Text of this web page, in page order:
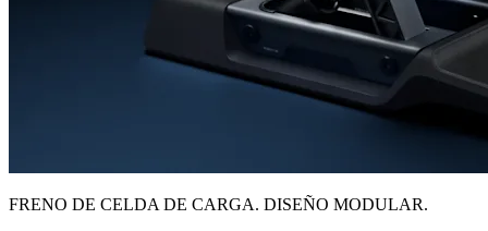
FRENO DE CELDA DE CARGA. DISEÑO MODULAR.